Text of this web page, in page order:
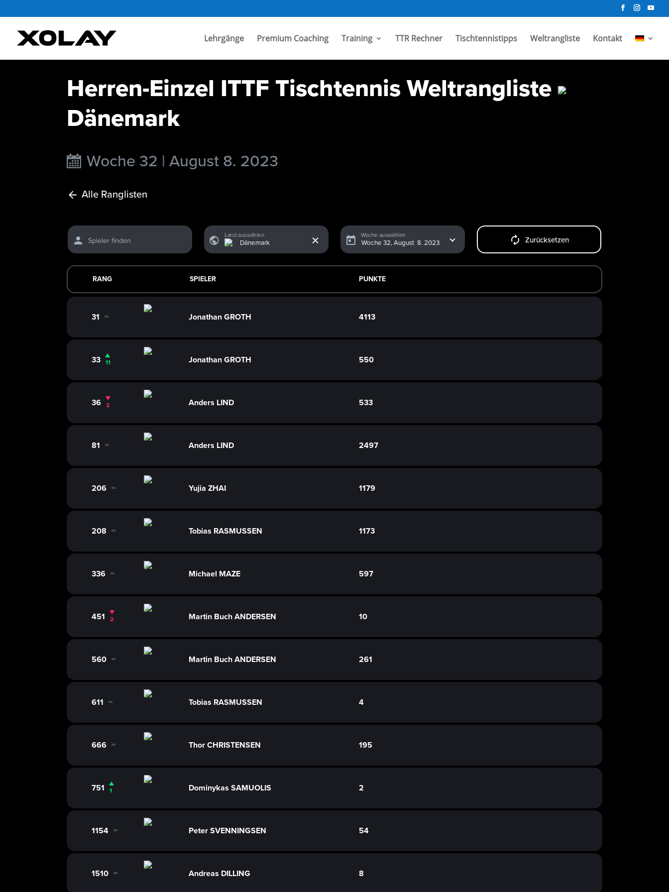
Lehrgänge Premium Coaching Training TTR Rechner Tischtennistipps Weltrangliste Kontakt
Herren-Einzel ITTF Tischtennis Weltrangliste
Dänemark
Woche 32 | August 8. 2023
Alle Ranglisten
Spieler finden
Land auswählen Woche auswählen
Zurücksetzen
RANG SPIELER PUNKTE
31 0 Jonathan GROTH 4113
33 11 Jonathan GROTH 550
36 2 Anders LIND 533
81 0 Anders LIND 2497
206 0 Yujia ZHAI 1179
208 0 Tobias RASMUSSEN 1173
336 0 Michael MAZE 597
451 2 Martin Buch ANDERSEN 10
560 0 Martin Buch ANDERSEN 261
611 0 Tobias RASMUSSEN 4
666 0 Thor CHRISTENSEN 195
751 1 Dominykas SAMUOLIS 2
1154 0 Peter SVENNINGSEN 54
1510 0 Andreas DILLING 8